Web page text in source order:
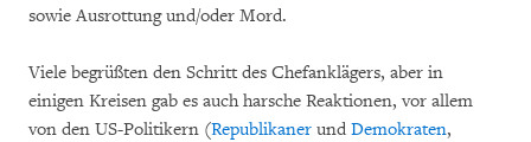
sowie Ausrottung und/oder Mord.
Viele begrüßten den Schritt des Chefanklägers, aber in
einigen Kreisen gab es auch harsche Reaktionen, vor allem
von den US-Politikern (Republikaner und Demokraten,